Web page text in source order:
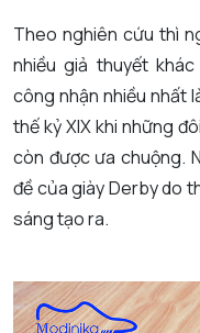
Theo nghiên cứu thì
nhiều giả thuyết
công nhận nhiều nhất
thế kỷ XIX khi những
còn được ưa chuộng.
đề của giày Derby do
sáng tạo ra.